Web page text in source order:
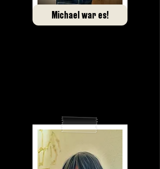
Michael war es!